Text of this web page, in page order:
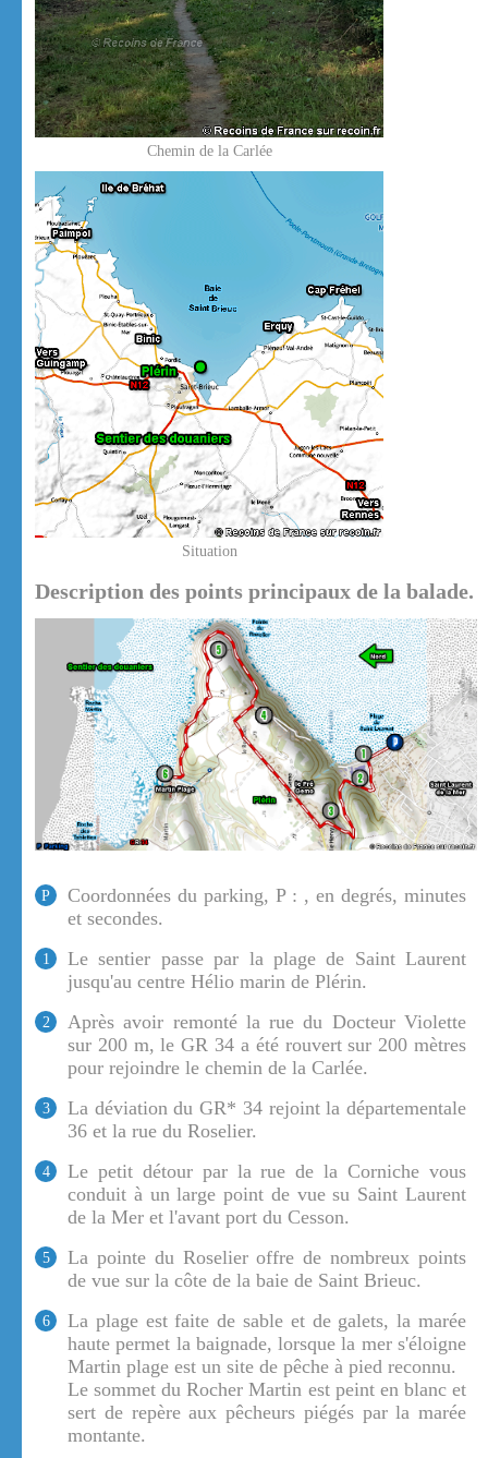
Chemin de la Carlée
Situation
Description des points principaux de la balade.
P
Coordonnées du parking, P : , en degrés, minutes
et secondes.
1
Le sentier passe par la plage de Saint Laurent
jusqu'au centre Hélio marin de Plérin.
2
Après avoir remonté la rue du Docteur Violette
sur 200 m, le GR 34 a été rouvert sur 200 mètres
pour rejoindre le chemin de la Carlée.
3
La déviation du GR* 34 rejoint la départementale
36 et la rue du Roselier.
4
Le petit détour par la rue de la Corniche vous
conduit à un large point de vue su Saint Laurent
de la Mer et l'avant port du Cesson.
5
La pointe du Roselier offre de nombreux points
de vue sur la côte de la baie de Saint Brieuc.
6
La plage est faite de sable et de galets, la marée
haute permet la baignade, lorsque la mer s'éloigne
Martin plage est un site de pêche à pied reconnu.
Le sommet du Rocher Martin est peint en blanc et
sert de repère aux pêcheurs piégés par la marée
montante.